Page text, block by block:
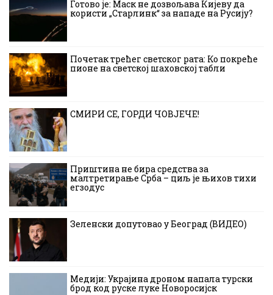
Готово је: Маск не дозвољава Кијеву да
користи „Старлинк“ за нападе на Русију?
Почетак трећег светског рата: Ко покреће
пионе на светској шаховској табли
СМИРИ СЕ, ГОРДИ ЧОВЈЕЧЕ!
Приштина не бира средства за
малтретирање Срба – циљ је њихов тихи
егзодус
Зеленски допутовао у Београд (ВИДЕО)
Медији: Украјина дроном напала турски
брод код руске луке Новоросијск